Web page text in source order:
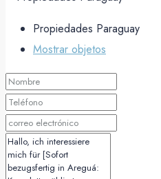
Propiedades Paraguay
Mostrar objetos